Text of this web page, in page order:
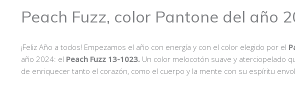
Peach Fuzz, color Pantone del año
¡Feliz Año a todos! Empezamos el año con energía y con el color elegido por el
año 2024: el Peach Fuzz 13-1023. Un color melocotón suave y aterciopelado
de enriquecer tanto el corazón, como el cuerpo y la mente con su espíritu